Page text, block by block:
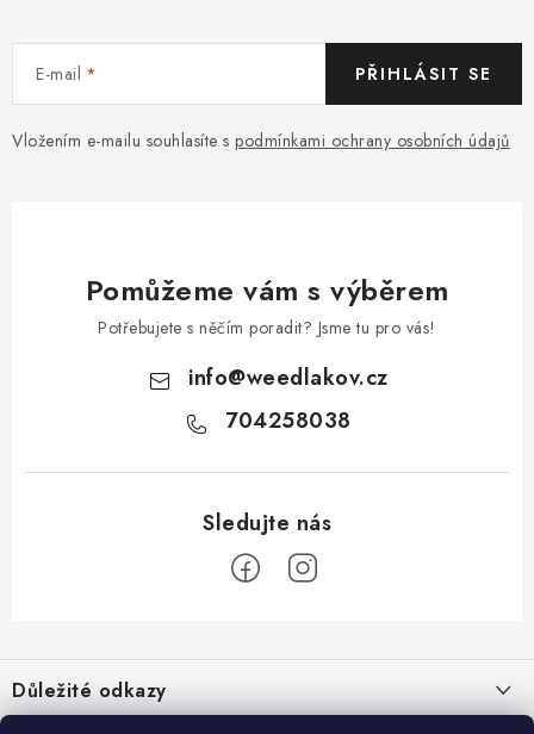
E-mail
Vložením e-mailu souhlasíte s podmínkami ochrany osobních údajů
PŘIHLÁSIT SE
Pomůžeme vám s výběrem
Potřebujete s něčím poradit? Jsme tu pro vás!
info@weedlakov.cz
704258038
pDůležité odkazy